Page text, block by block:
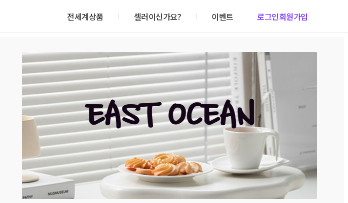
전세계상품 셀러이신가요? 이벤트 로그인회원가입